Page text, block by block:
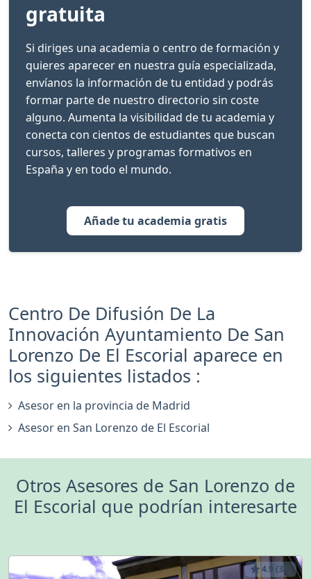
gratuita
Si diriges una academia o centro de formación y
quieres aparecer en nuestra guía especializada,
envíanos la información de tu entidad y podrás
formar parte de nuestro directorio sin coste
alguno. Aumenta la visibilidad de tu academia y
conecta con cientos de estudiantes que buscan
cursos, talleres y programas formativos en
España y en todo el mundo.
Añade tu academia gratis
Centro De Difusión De La
Innovación Ayuntamiento De San
Lorenzo De El Escorial aparece en
los siguientes listados :
Asesor en la provincia de Madrid
Asesor en San Lorenzo de El Escorial
Otros Asesores de San Lorenzo de
El Escorial que podrían interesarte
4.9 (31)